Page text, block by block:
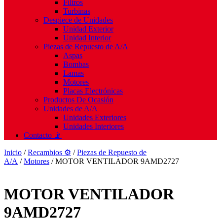
Filtros
Turbinas
Despiece de Unidades
Unidad Exterior
Unidad Interior
Piezas de Repuesto de A/A
Aspas
Bombas
Lamas
Motores
Placas Electrónicas
Productos De Ocasión
Unidades de A/A
Unidades Exteriores
Unidades Interiores
Contacto 📡
Inicio /Recambios ⚙️ /Piezas de Repuesto de
A/A /Motores / MOTOR VENTILADOR 9AMD2727
MOTOR VENTILADOR
9AMD2727